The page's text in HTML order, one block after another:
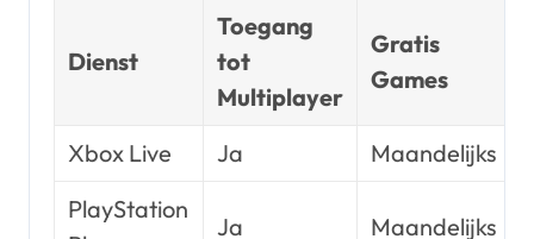
Dienst
Toegang
tot
Multiplayer
Gratis
Games
Xbox Live Ja Maandelijks
PlayStation
Ja Maandelijks